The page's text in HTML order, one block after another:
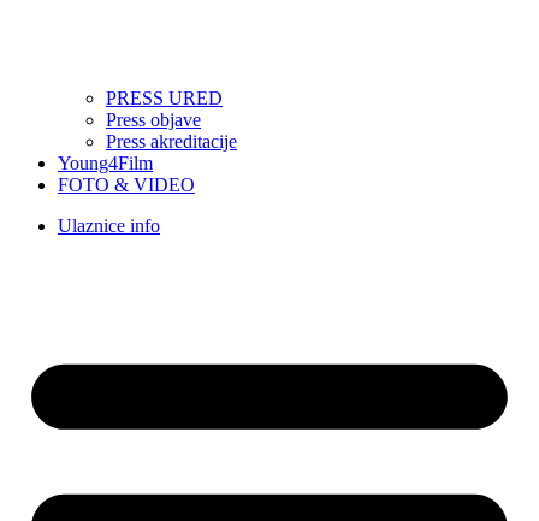
PRESS URED
Press objave
Press akreditacije
Young4Film
FOTO & VIDEO
Ulaznice info